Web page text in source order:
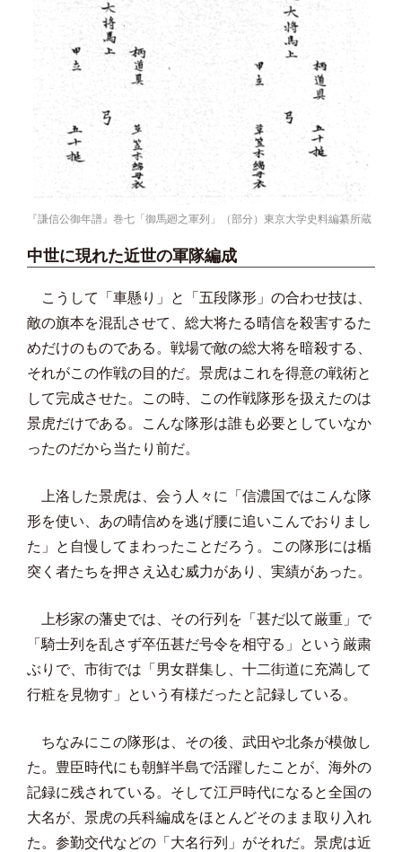
『謙信公御年譜』巻七「御馬廻之軍列」（部分）東京大学史料編纂所蔵
中世に現れた近世の軍隊編成
こうして「車懸り」と「五段隊形」の合わせ技は、
敵の旗本を混乱させて、総大将たる晴信を殺害するた
めだけのものである。戦場で敵の総大将を暗殺する、
それがこの作戦の目的だ。景虎はこれを得意の戦術と
して完成させた。この時、この作戦隊形を扱えたのは
景虎だけである。こんな隊形は誰も必要としていなか
ったのだから当たり前だ。
上洛した景虎は、会う人々に「信濃国ではこんな隊
形を使い、あの晴信めを逃げ腰に追いこんでおりまし
た」と自慢してまわったことだろう。この隊形には楯
突く者たちを押さえ込む威力があり、実績があった。
上杉家の藩史では、その行列を「甚だ以て厳重」で
「騎士列を乱さず卒伍甚だ号令を相守る」という厳粛
ぶりで、市街では「男女群集し、十二街道に充満して
行粧を見物す」という有様だったと記録している。
ちなみにこの隊形は、その後、武田や北条が模倣し
た。 豊臣時代にも朝鮮半島で活躍したことが、 海外の
記録に残されている。 そして江戸時代になると全国の
大名が、 景虎の兵科編成をほとんどそのまま取り入れ
た。参勤交代などの「 大名行列」がそれだ。景虎は近